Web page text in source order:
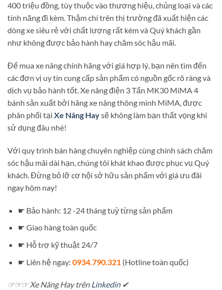
400 triệu đồng, tùy thuộc vào thương hiệu, chủng loại và các
tính năng đi kèm. Thậm chí trên thị trường đã xuất hiện các
dòng xe siêu rẻ với chất lượng rất kém và Quý khách gần
như không được bảo hành hay chăm sóc hậu mãi.
Để mua xe nâng chính hãng với giá hợp lý, bạn nên tìm đến
các đơn vị uy tín cung cấp sản phẩm có nguồn gốc rõ ràng và
dịch vụ bảo hành tốt. Xe nâng điện 3 Tấn MK30 MiMA 4
bánh sản xuất bởi hãng xe nâng thông minh MiMA, được
phân phối tại Xe Nâng Haysẽ không làm bạn thất vọng khi
sử dụng đâu nhé!
Với quy trình bán hàng chuyên nghiệp cùng chính sách chăm
sóc hậu mãi dài hạn, chúng tôi khát khao được phục vụ Quý
khách. Đừng bỏ lỡ cơ hội sở hữu sản phẩm với giá ưu đãi
ngay hôm nay!
☛ Bảo hành: 12 -24 tháng tuỳ từng sản phẩm
☛ Giao hàng toàn quốc
☛ Hỗ trợ kỹ thuật 24/7
☛ Liên hệ ngay: 0934.790.321 (Hotline toàn quốc)
☞☞☞ Xe Nâng Hay trênLinkedin✔